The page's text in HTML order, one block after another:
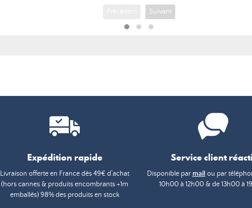
Suivant
Expédition rapide
Livraison offerte en France dès 49€ d’achat
(hors cannes & produits encombrants +1m
emballés) 98% des produits en stock
Service client
Disponible par mail ou par
10h00 à 12h00 & de 13h00 à